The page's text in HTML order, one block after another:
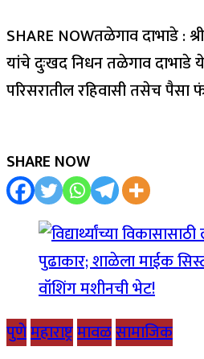
SHARE NOWतळेगाव दाभाडे :
यांचे दुःखद निधन तळेगाव दाभाडे
परिसरातील रहिवासी तसेच पैसा
SHARE NOW
पुणेमहाराष्ट्रमावळसामाजिक